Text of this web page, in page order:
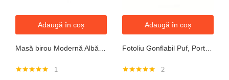
Adaugă în coș
1
Adaugă în coș
2